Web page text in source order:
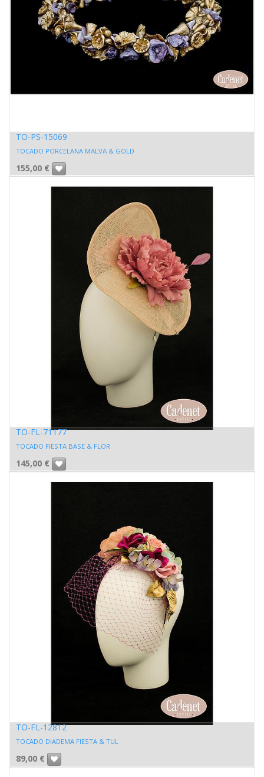
TO-PS-15069
TOCADO PORCELANA MALVA & GOLD
155,00 €
TO-FL-71177
TOCADO FIESTA BASE & FLOR
145,00 €
TO-FL-12812
TOCADO DIADEMA FIESTA & TUL
89,00 €